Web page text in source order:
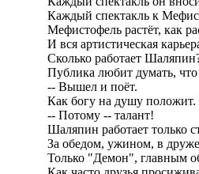
Каждый спектакль к
Мефистофель растёт, как
И вся артистическая
Сколько работает
Публика любит думать,
-- Вышел и поёт.
Как богу на душу
-- Потому -- талант!
Шаляпин работает только
За обедом, ужином, в
Только "Демон", главным